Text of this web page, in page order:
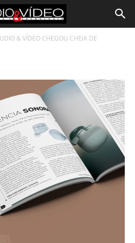
& VÍDEO CHEGOU CHEIA DE